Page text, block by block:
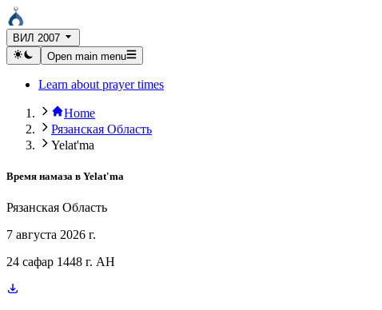
ВИЛ 2007
Open main menu
Learn about prayer times
Home
Рязанская Область
Yelat'ma
Время намаза в Yelat'ma
Рязанская Область
7 августа 2026 г.
24 сафар 1448 г. AH